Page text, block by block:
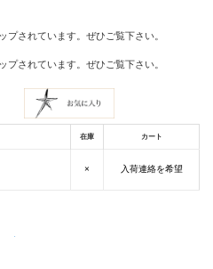
プされています。ぜひご覧下さい。
プされています。ぜひご覧下さい。
在庫 カート
× 入荷連絡を希望